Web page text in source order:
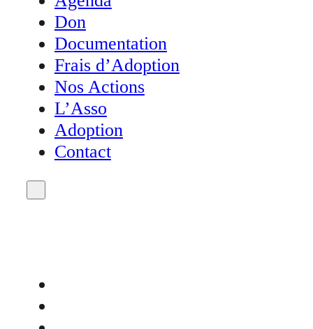
Don
Documentation
Frais d’Adoption
Nos Actions
L’Asso
Adoption
Contact